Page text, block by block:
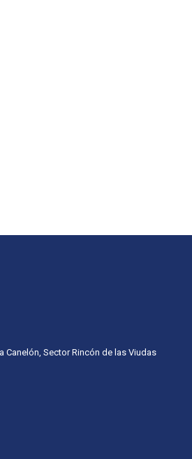
Canelón, Sector Rincón de las Viudas